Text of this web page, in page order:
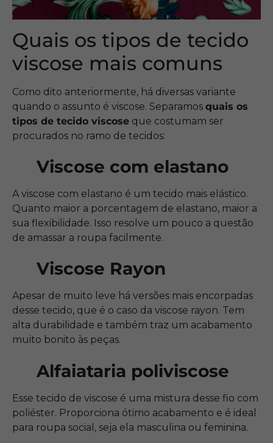
Quais os tipos de tecido
viscose mais comuns
Como dito anteriormente, há diversas variante
quando o assunto é viscose. Separamos quais os
tipos de tecido viscose que costumam ser
procurados no ramo de tecidos:
Viscose com elastano
A viscose com elastano é um tecido mais elástico.
Quanto maior a porcentagem de elastano, maior a
sua flexibilidade. Isso resolve um pouco a questão
de amassar a roupa facilmente.
Viscose Rayon
Apesar de muito leve há versões mais encorpadas
desse tecido, que é o caso da viscose rayon. Tem
alta durabilidade e também traz um acabamento
muito bonito às peças.
Alfaiataria poliviscose
Esse tecido de viscose é uma mistura desse fio com
poliéster. Proporciona ótimo acabamento e é ideal
para roupa social, seja ela masculina ou feminina.